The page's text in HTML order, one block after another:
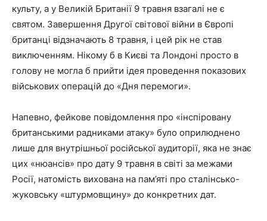
культу, а у Великій Британії 9 травня взагалі не є
святом. Завершення Другої світової війни в Європі
британці відзначають 8 травня, і цей рік не став
виключенням. Нікому б в Києві та Лондоні просто в
голову не могла б прийти ідея проведення показових
військових операцій до «Дня перемоги».
Напевно, фейкове повідомлення про «інспіровану
британськими радниками атаку» було оприлюднено
лише для внутрішньої російської аудиторії, яка не знає
цих «нюансів» про дату 9 травня в світі за межами
Росії, натомість вихована на пам’яті про сталінсько-
жуковську «штурмовщину» до конкретних дат.